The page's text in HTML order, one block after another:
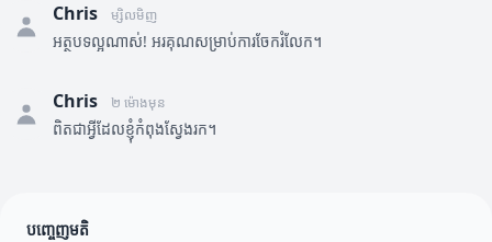
Chris ម្សិលមិញ
អត្ថបទល្អណាស់! អរគុណសម្រាប់ការចែករំលែក។
Chris ២ ម៉ោងមុន
ពិតជាអ្វីដែលខ្ញុំកំពុងស្វែងរក។
បញ្ចេញមតិ